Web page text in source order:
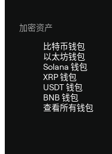
加密资产
比特币钱包
以太坊钱包
Solana 钱包
XRP 钱包
USDT 钱包
BNB 钱包
查看所有钱包